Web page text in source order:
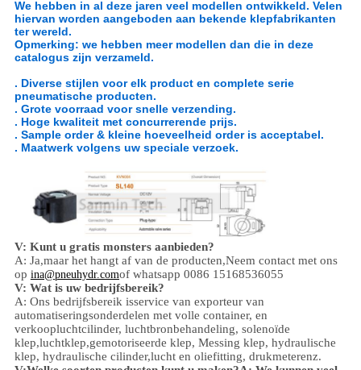
We hebben in al deze jaren veel modellen ontwikkeld. Velen
hiervan worden aangeboden aan bekende klepfabrikanten
ter wereld.
Opmerking: we hebben meer modellen dan die in deze
catalogus zijn verzameld.
. Diverse stijlen voor elk product en complete serie
pneumatische producten.
. Grote voorraad voor snelle verzending.
. Hoge kwaliteit met concurrerende prijs.
. Sample order & kleine hoeveelheid order is acceptabel.
. Maatwerk volgens uw speciale verzoek.
V: Kunt u gratis monsters aanbieden?
A: Ja,maar het hangt af van de producten,Neem contact met ons
op ina@pneuhydr.comof whatsapp 0086 15168536055
V: Wat is uw bedrijfsbereik?
A: Ons bedrijfsbereik isservice van exporteur van
automatiseringsonderdelen met volle container, en
verkoopluchtcilinder, luchtbronbehandeling, solenoïde
klep,luchtklep,gemotoriseerde klep, Messing klep, hydraulische
klep, hydraulische cilinder,lucht en oliefitting, drukmeterenz.